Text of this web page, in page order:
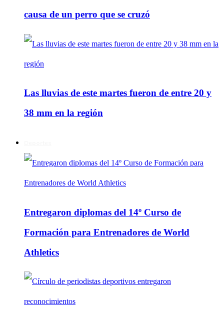
causa de un perro que se cruzó
Las lluvias de este martes fueron de entre 20 y
38 mm en la región
Entregaron diplomas del 14º Curso de
Formación para Entrenadores de World
Athletics